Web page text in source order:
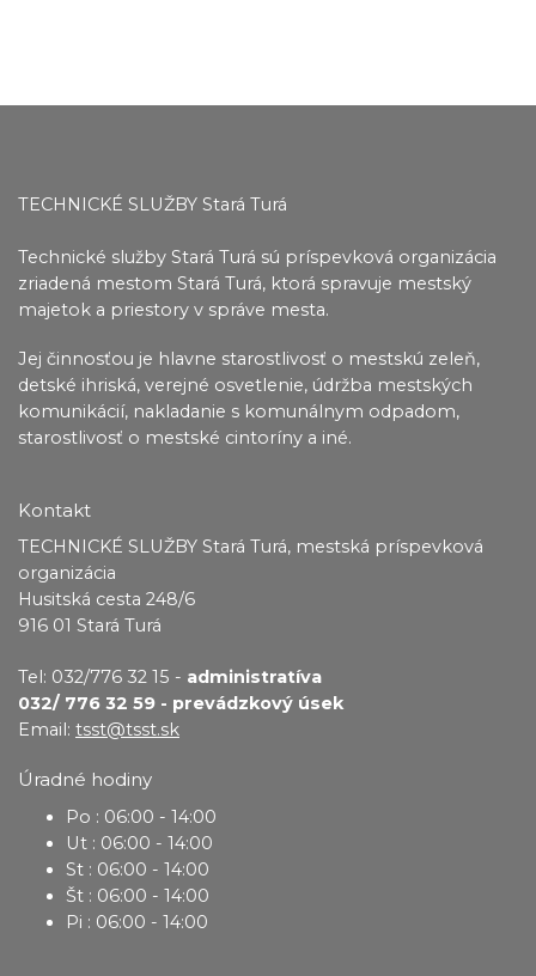
TECHNICKÉ SLUŽBY Stará Turá
Technické služby Stará Turá sú príspevková organizácia
zriadená mestom Stará Turá, ktorá spravuje mestský
majetok a priestory v správe mesta.
Jej činnosťou je hlavne starostlivosť o mestskú zeleň,
detské ihriská, verejné osvetlenie, údržba mestských
komunikácií, nakladanie s komunálnym odpadom,
starostlivosť o mestské cintoríny a iné.
Kontakt
TECHNICKÉ SLUŽBY Stará Turá, mestská príspevková
organizácia
Husitská cesta 248/6
916 01 Stará Turá
Tel: 032/776 32 15 - administratíva
032/ 776 32 59 - prevádzkový úsek
Email: tsst@tsst.sk
Úradné hodiny
Po : 06:00 - 14:00
Ut : 06:00 - 14:00
St : 06:00 - 14:00
Št : 06:00 - 14:00
Pi : 06:00 - 14:00